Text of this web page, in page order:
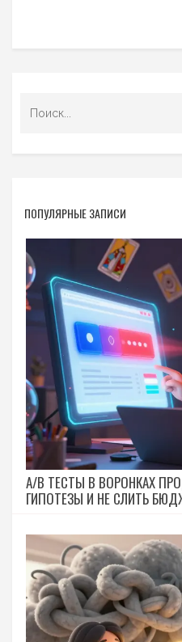
ПОПУЛЯРНЫЕ ЗАПИСИ
A/B ТЕСТЫ В ВОРОНКАХ
ГИПОТЕЗЫ И НЕ СЛИТЬ